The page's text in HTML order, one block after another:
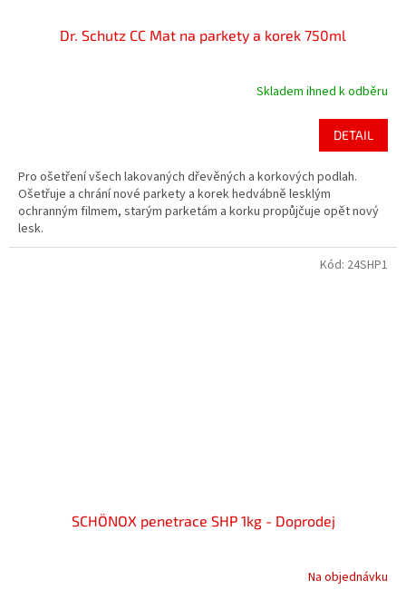
Dr. Schutz CC Mat na parkety a korek 750ml
Skladem ihned k odběru
DETAIL
Pro ošetření všech lakovaných dřevěných a korkových podlah.
Ošetřuje a chrání nové parkety a korek hedvábně lesklým
ochranným filmem, starým parketám a korku propůjčuje opět nový
lesk.
SCHÖNOX penetrace SHP 1kg - Doprodej
Na objednávku
Kód: 24SHP1